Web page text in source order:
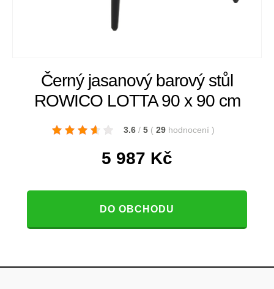
Černý jasanový barový stůl
ROWICO LOTTA 90 x 90 cm
3.6 / 5 ( 29 hodnocení )
5 987 Kč
DO OBCHODU